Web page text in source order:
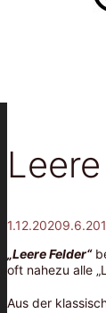
1.12.2020
„Leere Felder“
oft nahezu alle
Aus der